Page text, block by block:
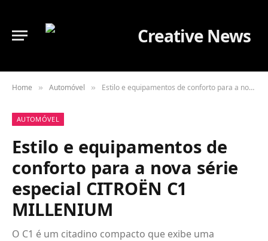
Home » Automóvel » Estilo e equipamentos de conforto para a nova série especial CITROËN C1 MILLENIUM
AUTOMÓVEL
Estilo e equipamentos de
conforto para a nova série
especial CITROËN C1
MILLENIUM
O C1 é um citadino compacto que exibe uma